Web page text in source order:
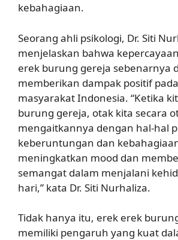
kebahagiaan.
Seorang ahli psikologi, Dr. Siti
menjelaskan bahwa
erek burung gereja sebenarnya
memberikan dampak positif
masyarakat Indonesia. “Ketika
burung gereja, otak kita secara
mengaitkannya dengan hal-hal
keberuntungan dan
meningkatkan mood dan
semangat dalam menjalani
hari,” kata Dr. Siti Nurhaliza.
Tidak hanya itu, erek erek
memiliki pengaruh yang kuat